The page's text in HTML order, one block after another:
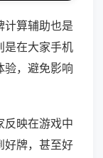
计算辅助也是
是在大家手机
验，避免影响
反映在游戏中
好牌，甚至好